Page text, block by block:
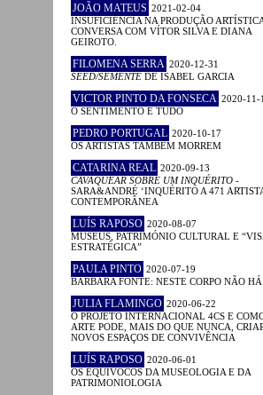
JOÃO MATEUS 2021-02-04
INSUFICIÊNCIA NA PRODUÇÃO
CONVERSA COM VÍTOR SILVA E DIANA
GEIROTO.
FILOMENA SERRA 2020-12-31
SEED/SEMENTE DE ISABEL GARCIA
VICTOR PINTO DA FONSECA 2020-11-
O SENTIMENTO É TUDO
PEDRO PORTUGAL 2020-10-17
OS ARTISTAS TAMBÉM MORREM
CATARINA REAL 2020-09-13
CAVAQUEAR SOBRE UM INQUÉRITO -
SARA&ANDRÉ ‘INQUÉRITO A 471
CONTEMPORÂNEA
LUÍS RAPOSO 2020-08-07
MUSEUS, PATRIMÓNIO CULTURAL E
ESTRATÉGICA”
PAULA PINTO 2020-07-19
BÁRBARA FONTE: NESTE CORPO NÃO
JULIA FLAMINGO 2020-06-22
O PROJETO INTERNACIONAL 4CS E
ARTE PODE, MAIS DO QUE NUNCA,
NOVOS ESPAÇOS DE CONVIVÊNCIA
LUÍS RAPOSO 2020-06-01
OS EQUÍVOCOS DA MUSEOLOGIA E DA
PATRIMONIOLOGIA